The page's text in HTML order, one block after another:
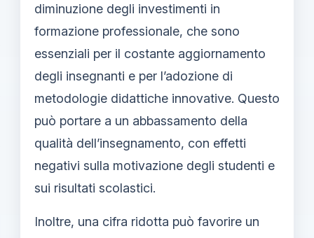
diminuzione degli investimenti in
formazione professionale, che sono
essenziali per il costante aggiornamento
degli insegnanti e per l’adozione di
metodologie didattiche innovative. Questo
può portare a un abbassamento della
qualità dell’insegnamento, con effetti
negativi sulla motivazione degli studenti e
sui risultati scolastici.
Inoltre, una cifra ridotta può favorire un